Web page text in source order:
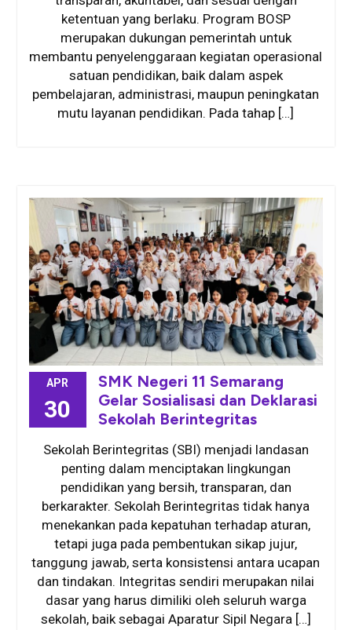
ketentuan yang berlaku. Program BOSP
merupakan dukungan pemerintah untuk
membantu penyelenggaraan kegiatan operasional
satuan pendidikan, baik dalam aspek
pembelajaran, administrasi, maupun peningkatan
mutu layanan pendidikan. Pada tahap […]
APR
30
SMK Negeri 11 Semarang
Gelar Sosialisasi dan Deklarasi
Sekolah Berintegritas
Sekolah Berintegritas (SBI) menjadi landasan
penting dalam menciptakan lingkungan
pendidikan yang bersih, transparan, dan
berkarakter. Sekolah Berintegritas tidak hanya
menekankan pada kepatuhan terhadap aturan,
tetapi juga pada pembentukan sikap jujur,
tanggung jawab, serta konsistensi antara ucapan
dan tindakan. Integritas sendiri merupakan nilai
dasar yang harus dimiliki oleh seluruh warga
sekolah, baik sebagai Aparatur Sipil Negara […]